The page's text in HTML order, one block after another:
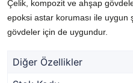
Çelik, kompozit ve ahşap
epoksi astar koruması ile uygun
gövdeler için de uygundur.
Diğer Özellikler